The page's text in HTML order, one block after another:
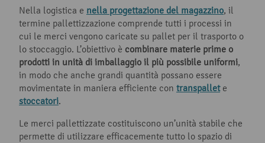
Nella logistica e nella progettazione del magazzino, il
termine pallettizzazione comprende tutti i processi in
cui le merci vengono caricate su pallet per il trasporto o
lo stoccaggio. L’obiettivo è combinare materie prime o
prodotti in unità di imballaggio il più possibile uniformi,
in modo che anche grandi quantità possano essere
movimentate in maniera efficiente con transpallete
stoccatori.
Le merci pallettizzate costituiscono un’unità stabile che
permette di utilizzare efficacemente tutto lo spazio di